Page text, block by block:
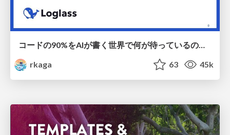
コードの90%をAIが書く世界で何が待っているのか / What awaits us in a world where 90% of the code is written by AI
rkaga
63 45k